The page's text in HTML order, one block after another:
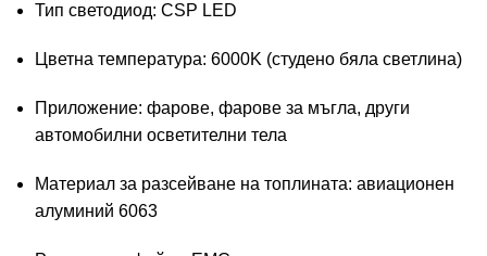
Тип светодиод: CSP LED
Цветна температура: 6000K (студено бяла светлина)
Приложение: фарове, фарове за мъгла, други
автомобилни осветителни тела
Материал за разсейване на топлината: авиационен
алуминий 6063